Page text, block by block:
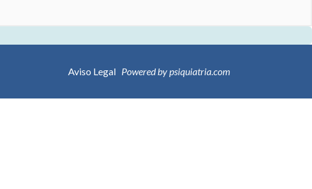
Aviso Legal Powered by psiquiatria.com